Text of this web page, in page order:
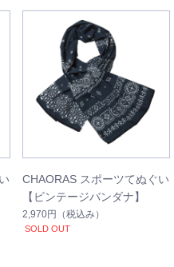
CHAORAS スポーツてぬぐい
【ビンテージバンダナ】
2,970円 （税込み）
SOLD OUT